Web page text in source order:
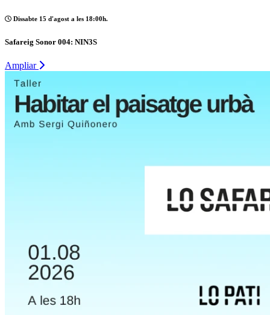
Dissabte 15 d'agost a les 18:00h.
Safareig Sonor 004: NIN3S
Ampliar